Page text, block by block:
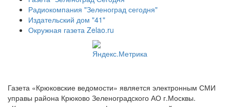
Радиокомпания "Зеленоград сегодня"
Издательский дом "41"
Окружная газета Zelao.ru
Газета «Крюковские ведомости» является электронным СМИ
управы района Крюково Зеленоградского АО г.Москвы.